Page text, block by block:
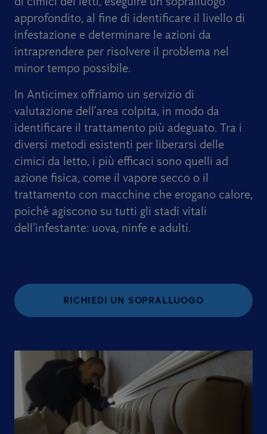
approfondito, al fine di identificare il livello di
infestazione e determinare le azioni da
intraprendere per risolvere il problema nel
minor tempo possibile.
In Anticimex offriamo un servizio di
valutazione dell’area colpita, in modo da
identificare il trattamento più adeguato. Tra i
diversi metodi esistenti per liberarsi delle
cimici da letto, i più efficaci sono quelli ad
azione fisica, come il vapore secco o il
trattamento con macchine che erogano calore,
poichè agiscono su tutti gli stadi vitali
dell'infestante: uova, ninfe e adulti.
RICHIEDI UN SOPRALLUOGO